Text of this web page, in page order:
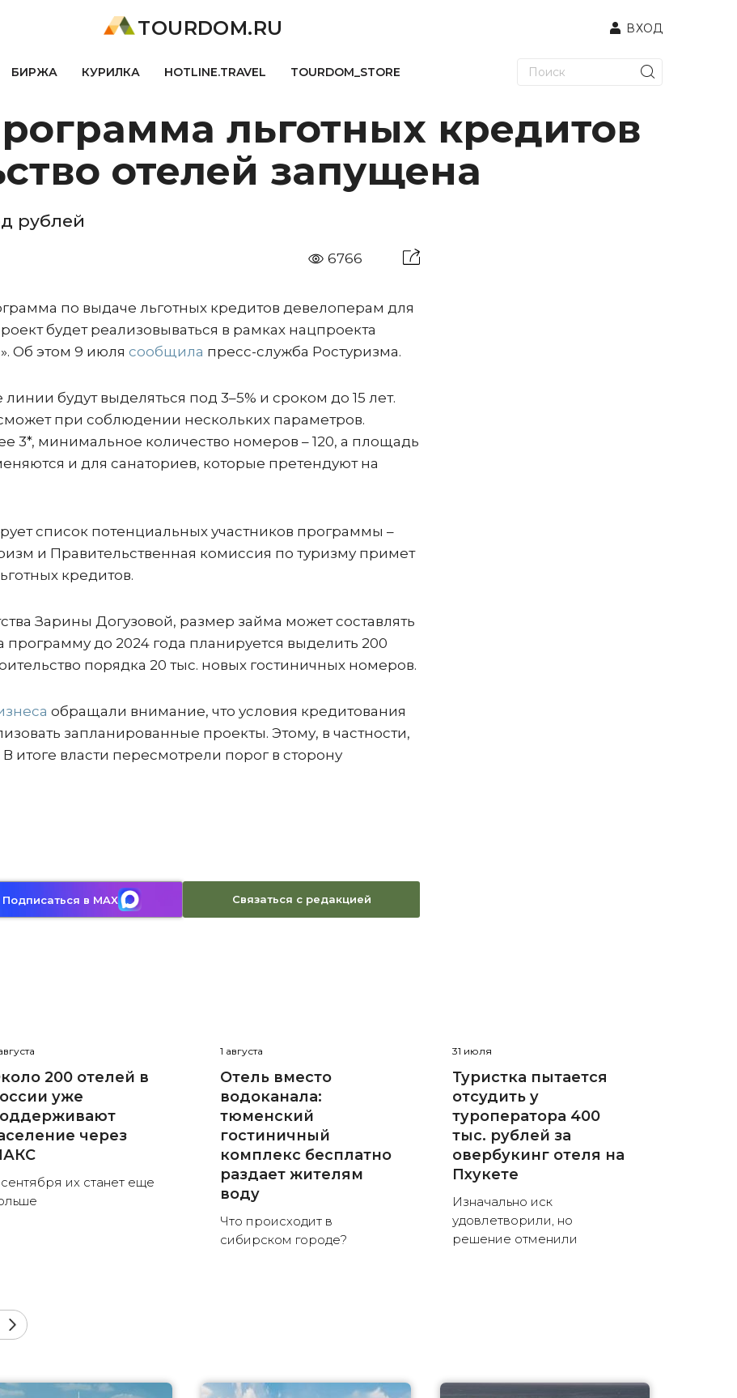
TOURDOM.RU ВХОД
БИРЖА КУРИЛКА HOTLINE.TRAVEL TOURDOM_STORE
льготных кредитов
отелей запущена
рублей
6766
по выдаче льготных кредитов девелоперам для
будет реализовываться в рамках нацпроекта
Об этом 9 июля сообщила пресс-служба Ростуризма.
будут выделяться под 3–5% и сроком до 15 лет.
при соблюдении нескольких параметров.
3*, минимальное количество номеров – 120, а площадь
и для санаториев, которые претендуют на
список потенциальных участников программы –
и Правительственная комиссия по туризму примет
кредитов.
Зарины Догузовой, размер займа может составлять
программу до 2024 года планируется выделить 200
порядка 20 тыс. новых гостиничных номеров.
обращали внимание, что условия кредитования
запланированные проекты. Этому, в частности,
итоге власти пересмотрели порог в сторону
Подписаться в MAX Связаться с редакцией
200 отелей в
уже
через
их станет еще
1 августа
Отель вместо
водоканала:
тюменский
гостиничный
комплекс бесплатно
раздает жителям
воду
Что происходит в
сибирском городе?
31 июля
Туристка пытается
отсудить у
туроператора 400
тыс. рублей за
овербукинг отеля на
Пхукете
Изначально иск
удовлетворили, но
решение отменили